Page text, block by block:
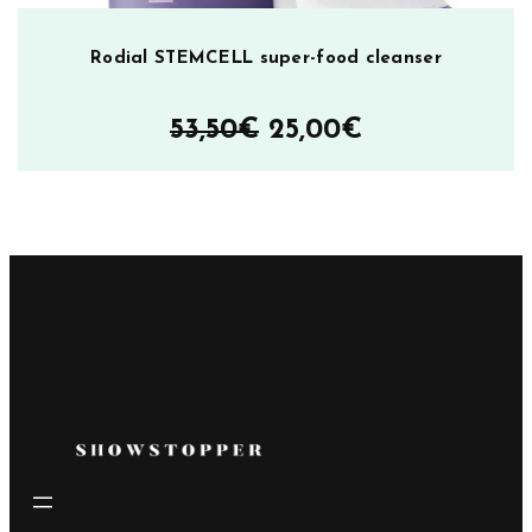
Rodial STEMCELL super-food cleanser
53,50€ Alkuperäinen
hinta
53,50€.
25,00€
hinta
25,00€.